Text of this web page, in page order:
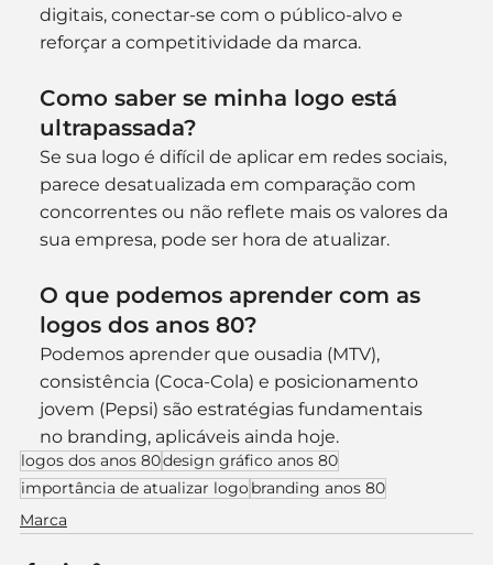
digitais, conectar-se com o público-alvo e
reforçar a competitividade da marca.
Como saber se minha logo está
ultrapassada?
Se sua logo é difícil de aplicar em redes sociais,
parece desatualizada em comparação com
concorrentes ou não reflete mais os valores da
sua empresa, pode ser hora de atualizar.
O que podemos aprender com as
logos dos anos 80?
Podemos aprender que ousadia (MTV),
consistência (Coca-Cola) e posicionamento
jovem (Pepsi) são estratégias fundamentais
no branding, aplicáveis ainda hoje.
logos dos anos 80design gráfico anos 80
importância de atualizar logo branding anos 80
Marca